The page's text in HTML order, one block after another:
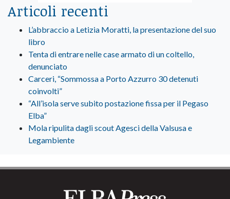
Articoli recenti
L’abbraccio a Letizia Moratti, la presentazione del suo
libro
Tenta di entrare nelle case armato di un coltello,
denunciato
Carceri, “Sommossa a Porto Azzurro 30 detenuti
coinvolti”
“All’isola serve subito postazione fissa per il Pegaso
Elba”
Mola ripulita dagli scout Agesci della Valsusa e
Legambiente